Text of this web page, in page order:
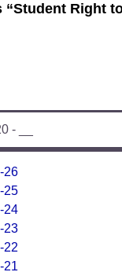
Right
- __
26
25
24
23
22
21